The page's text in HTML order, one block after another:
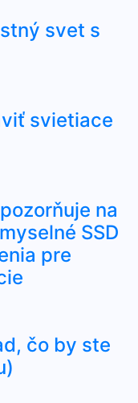
svet s
svietiace
na
SSD
pre
čo by ste